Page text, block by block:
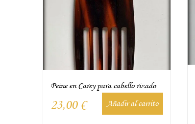
Peine en Carey para cabello rizado
23,00 € Añadir al carrito